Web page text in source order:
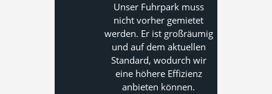
Unser Fuhrpark muss
nicht vorher gemietet
werden. Er ist großräumig
und auf dem aktuellen
Standard, wodurch wir
eine höhere Effizienz
anbieten können.